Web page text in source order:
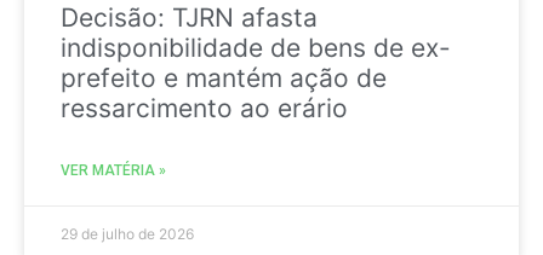
Decisão: TJRN afasta
indisponibilidade de bens de ex-
prefeito e mantém ação de
ressarcimento ao erário
VER MATÉRIA »
29 de julho de 2026